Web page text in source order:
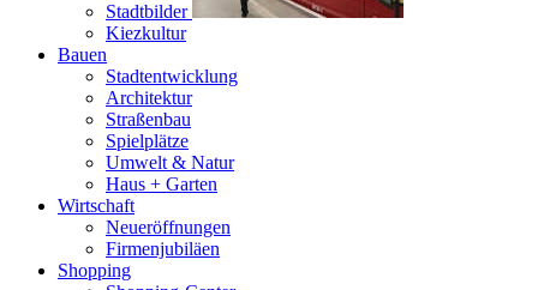
Stadtbilder
Kiezkultur
Bauen
Stadtentwicklung
Architektur
Straßenbau
Spielplätze
Umwelt & Natur
Haus + Garten
Wirtschaft
Neueröffnungen
Firmenjubiläen
Shopping